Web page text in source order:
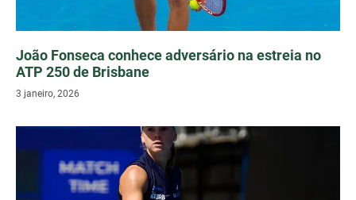
João Fonseca conhece adversário na estreia no
ATP 250 de Brisbane
3 janeiro, 2026